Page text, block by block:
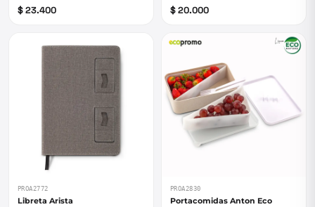
$ 23.400 $ 20.000
PROA2772
Libreta Arista
PROA2830
Portacomidas Anton Eco